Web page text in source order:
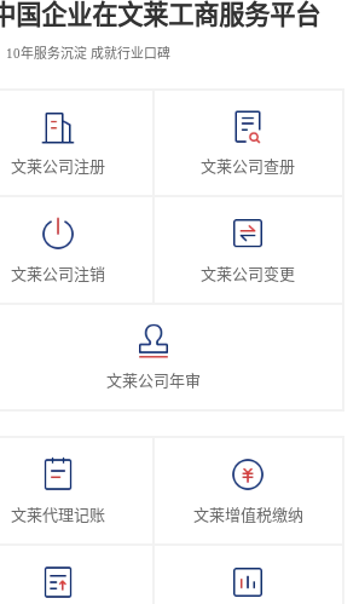
国企业在文莱工商服务平台
10年服务沉淀 成就行业口碑
文莱公司注册 文莱公司查册
文莱公司注销 文莱公司变更
文莱公司年审
文莱代理记账 文莱增值税缴纳